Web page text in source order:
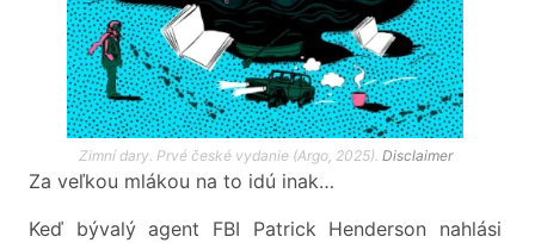
Zimní dary. Prvé české vydanie (Argo, 2025). Disclaimer
Za veľkou mlákou na to idú inak…
Keď bývalý agent FBI Patrick Henderson nahlási